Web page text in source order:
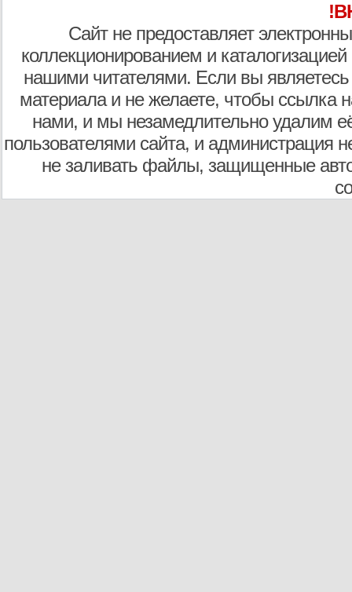
Сайт не предоставляет
коллекционированием и
нашими читателями. Если вы являетесь
материала и не желаете, чтобы ссылка
нами, и мы незамедлительно удалим
пользователями сайта, и администрация
не заливать файлы, защищенные